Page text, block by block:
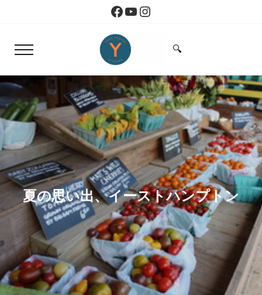
Skip to header right navigationFacebook
YouTube
Instagram
Menu
Yoko Design Kitchen
Search...
🔍
夏の思い出、イーストハンプトン